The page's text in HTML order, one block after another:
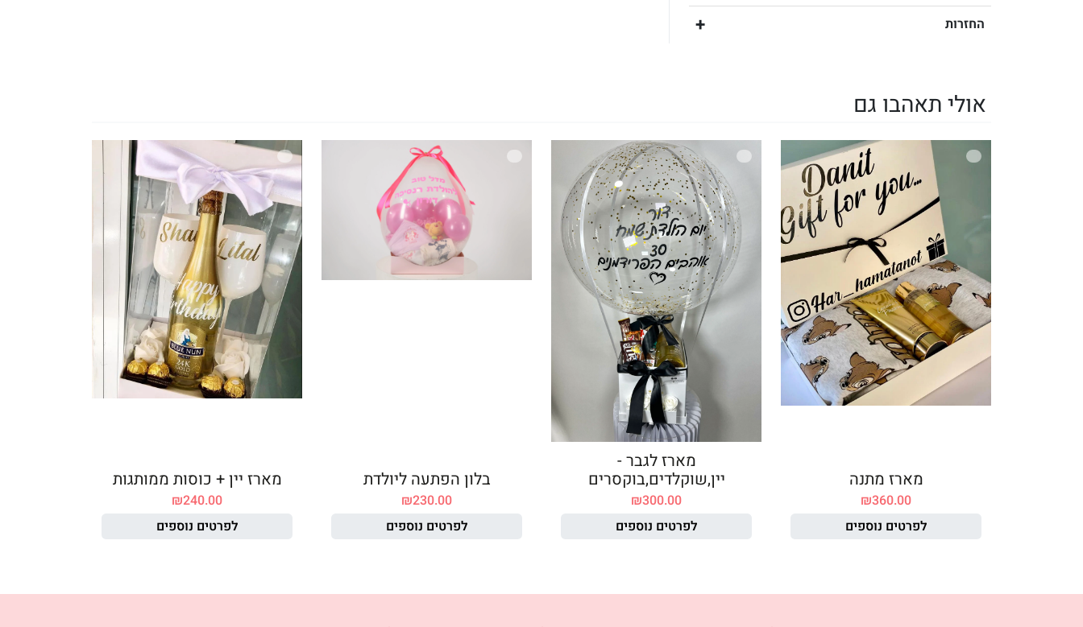
החזרות
אולי תאהבו גם
מארז מתנה
₪360.00
לפרטים נוספים
מארז לגבר -
יין,שוקלדים,בוקסרים
₪300.00
לפרטים נוספים
בלון הפתעה ליולדת
₪230.00
לפרטים נוספים
מארז יין + כוסות ממותגות
₪240.00
לפרטים נוספים